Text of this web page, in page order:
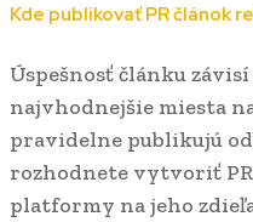
Kde publikovať PR článok
Úspešnosť článku
najvhodnejšie miesta
pravidelne publikujú
rozhodnete vytvoriť
platformy na jeho